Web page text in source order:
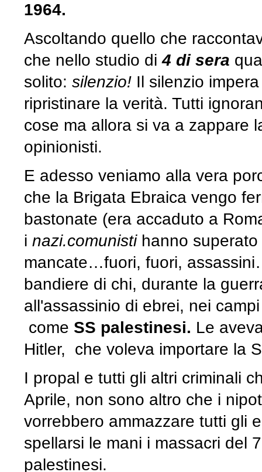
1964.
Ascoltando quello che
che nello studio di4 di sera
solito: silenzio! Il silenzio
ripristinare la verità. Tutti
cose ma allora si va a zappare
opinionisti.
E adesso veniamo alla vera
che la Brigata Ebraica vengo
bastonate (era accaduto a
i nazi.comunistihanno superato
mancate…fuori, fuori,
bandiere di chi, durante la
all'assassinio di ebrei, nei
come SS palestinesi. Le
Hitler, che voleva importare la
I propal e tutti gli altri criminali
Aprile, non sono altro che i
vorrebbero ammazzare tutti gli
spellarsi le mani i massacri del
palestinesi.